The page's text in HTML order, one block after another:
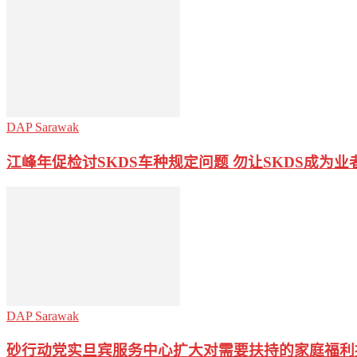
DAP Sarawak
江峰年促检讨SKDS车种规定问题 勿让SKDS成为业
DAP Sarawak
砂行动党实旦宾服务中心扩大对需要扶持的家庭福